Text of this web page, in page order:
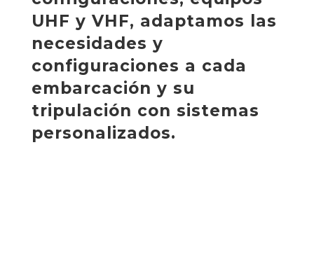
UHF y VHF, adaptamos las
necesidades y
configuraciones a cada
embarcación y su
tripulación con sistemas
personalizados.